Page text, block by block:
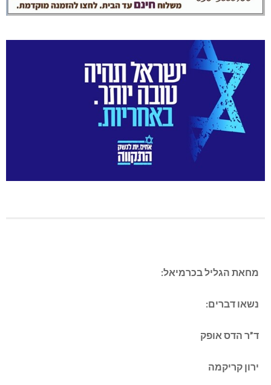
מחאת הגליל בכרמיאל:
נשאו דברים:
ד”ר הדס אופק
ירון קריקמה